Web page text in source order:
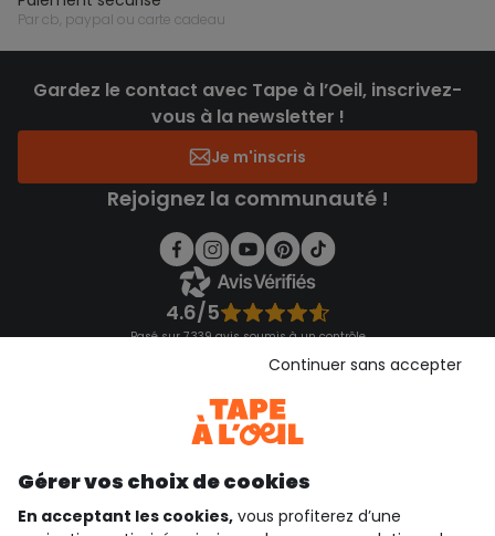
par cb, paypal ou carte cadeau
Gardez le contact avec Tape à l’Oeil, inscrivez-
vous à la newsletter !
Je m'inscris
Rejoignez la communauté !
4.6/5
Basé sur 7 339 avis soumis à un contrôle
Consulter les CGU
Gérer vos choix de cookies
En acceptant les cookies, vous profiterez d’une
Continuer sans accepter